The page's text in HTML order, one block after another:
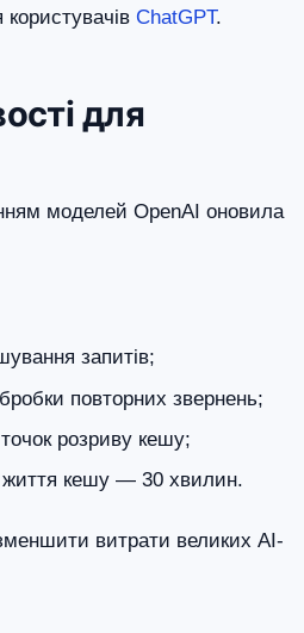
ChatGPT.
для
моделей OpenAI оновила
запитів;
повторних звернень;
розриву кешу;
життя кешу — 30 хвилин.
витрати великих AI-